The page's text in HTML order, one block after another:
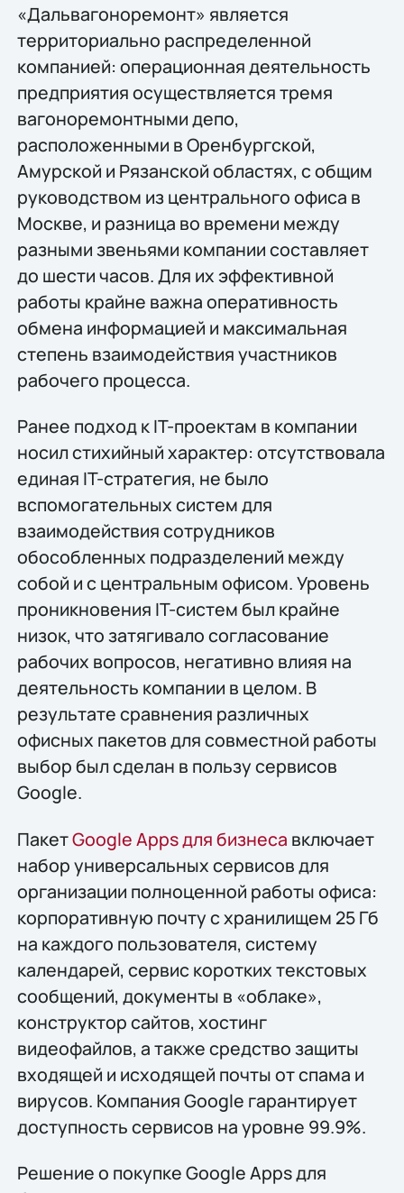
«Дальвагоноремонт» является
территориально распределенной
компанией: операционная деятельность
предприятия осуществляется тремя
вагоноремонтными депо,
расположенными в Оренбургской,
Амурской и Рязанской областях, с общим
руководством из центрального офиса в
Москве, и разница во времени между
разными звеньями компании составляет
до шести часов. Для их эффективной
работы крайне важна оперативность
обмена информацией и максимальная
степень взаимодействия участников
рабочего процесса.
Ранее подход к IT-проектам в компании
носил стихийный характер: отсутствовала
единая IT-стратегия, не было
вспомогательных систем для
взаимодействия сотрудников
обособленных подразделений между
собой и с центральным офисом. Уровень
проникновения IT-систем был крайне
низок, что затягивало согласование
рабочих вопросов, негативно влияя на
деятельность компании в целом. В
результате сравнения различных
офисных пакетов для совместной работы
выбор был сделан в пользу сервисов
Google.
ПакетGoogle Apps для бизнеса включает
набор универсальных сервисов для
организации полноценной работы офиса:
корпоративную почту с хранилищем 25 Гб
на каждого пользователя, систему
календарей, сервис коротких текстовых
сообщений, документы в «облаке»,
конструктор сайтов, хостинг
видеофайлов, а также средство защиты
входящей и исходящей почты от спама и
вирусов. Компания Google гарантирует
доступность сервисов на уровне 99.9%.
Решение о покупке Google Apps для